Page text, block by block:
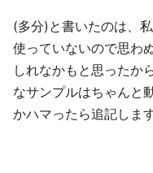
(多分)と書いたのは、
使っていないので思わ
しれなかもと思ったか
なサンプルはちゃんと
かハマったら追記しま